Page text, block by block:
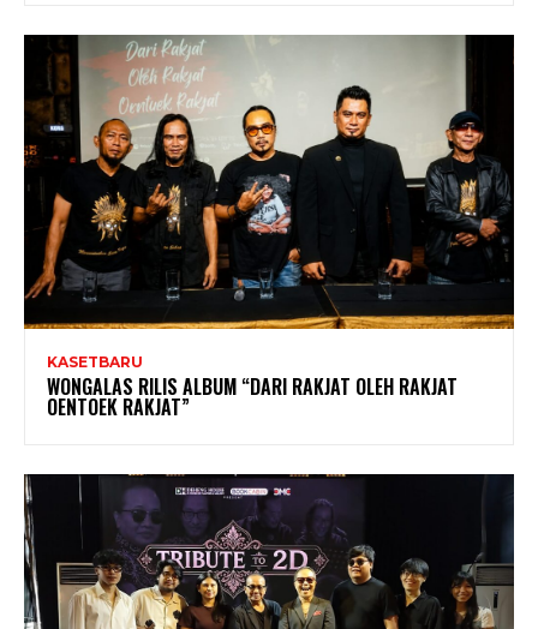
KASETBARU
WONGALAS RILIS ALBUM “DARI RAKJAT OLEH RAKJAT
OENTOEK RAKJAT”